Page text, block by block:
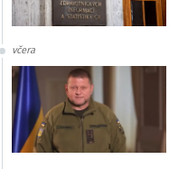
včera